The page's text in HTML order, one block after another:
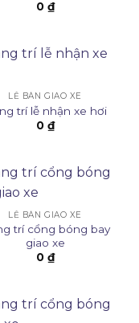
0 ₫
LỄ BÀN GIAO XE
trí lễ nhận xe hơi
0 ₫
LỄ BÀN GIAO XE
trí cổng bóng bay
giao xe
0 ₫